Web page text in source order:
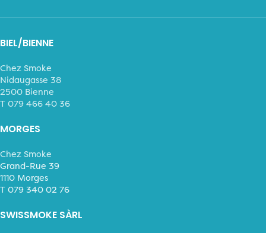
BIEL/BIENNE
Chez Smoke
Nidaugasse 38
2500 Bienne
T 079 466 40 36
MORGES
Chez Smoke
Grand-Rue 39
1110 Morges
T 079 340 02 76
SWISSMOKE SÀRL